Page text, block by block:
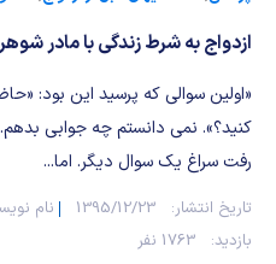
ازدواج به شرط زندگی با مادر شوهر
«اولین سوالی که پرسید این بود:
کنید؟». نمی دانستم چه جوابی
رفت سراغ یک سوال دیگر. اما...
تاریخ انتشار: 1395/12/23 نام
بازدید:
1763 نفر
صلاح های شیمیایی
مطالب جالب شیمی
شیمی عمومی
روانپزشکی
طب سنتی